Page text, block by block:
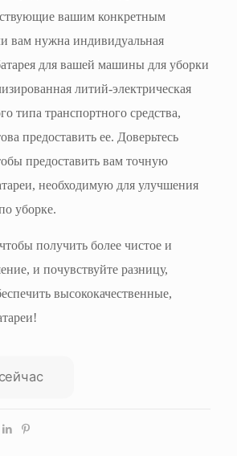
вашим конкретным
вам нужна индивидуальная
для вашей машины для уборки
литий-электрическая
типа транспортного средства,
предоставить ее. Доверьтесь
предоставить вам точную
необходимую для улучшения
уборке.
получить более чистое и
и почувствуйте разницу,
высококачественные,